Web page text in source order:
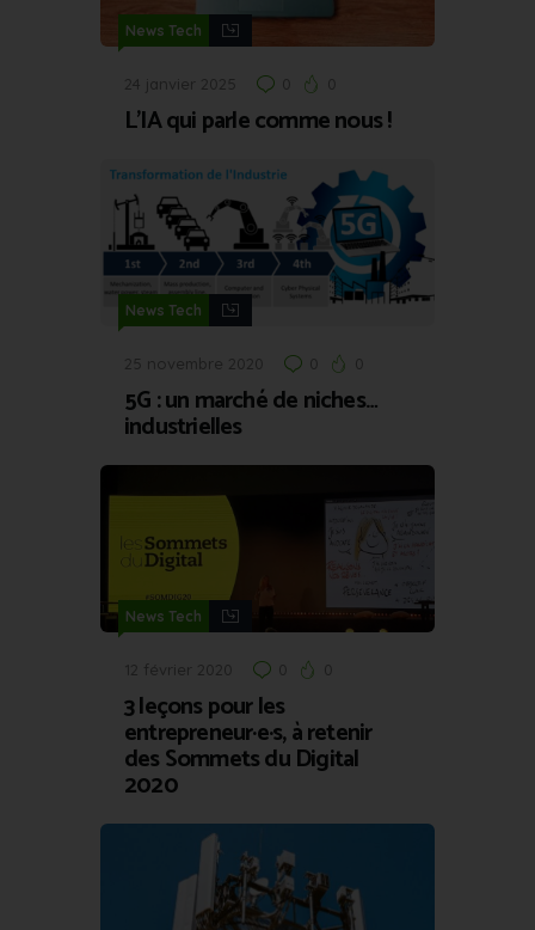
News Tech
24 janvier 2025 0 0
L’IA qui parle comme nous !
News Tech
25 novembre 2020 0 0
5G : un marché de niches…
industrielles
News Tech
12 février 2020 0 0
3 leçons pour les
entrepreneur·e·s, à retenir
des Sommets du Digital
2020